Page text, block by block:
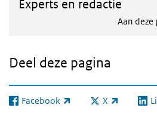
Experts en redactie
Aan deze
Deel deze pagina
Facebook
(externe link) X
(externe link)